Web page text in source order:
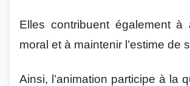
Elles contribuent également à
moral et à maintenir l’estime de
Ainsi, l’animation participe à la